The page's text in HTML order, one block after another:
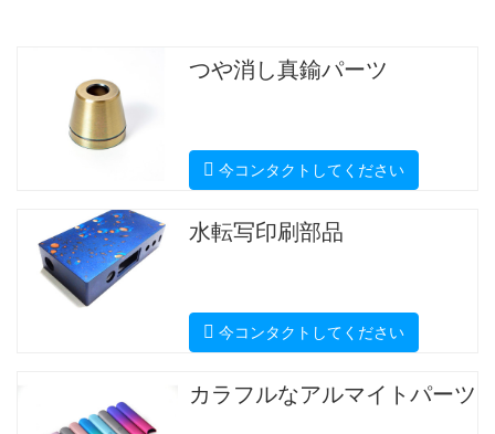
つや消し真鍮パーツ
今コンタクトしてください
水転写印刷部品
今コンタクトしてください
カラフルなアルマイトパーツ